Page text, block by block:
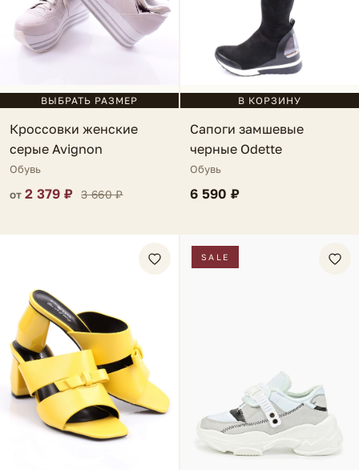
ВЫБРАТЬ РАЗМЕР
Кроссовки женские
серые Avignon
Обувь
от 2 379 ₽ 3 660 ₽
В КОРЗИНУ
Сапоги замшевые
черные Odette
Обувь
6 590 ₽
SALE